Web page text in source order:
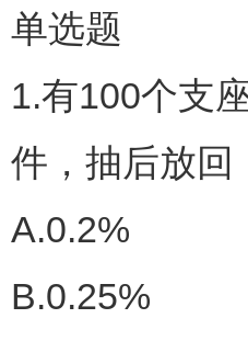
单选题
1.有100个支
件，抽后放
A.0.2%
B.0.25%